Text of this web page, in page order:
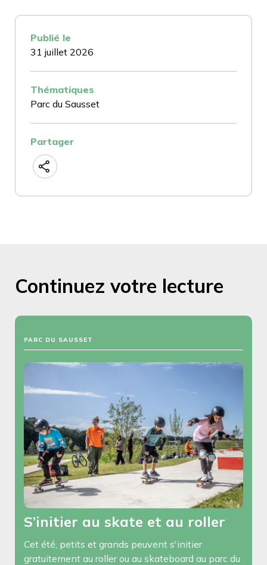
Publié le
31 juillet 2026
Thématiques
Parc du Sausset
Partager
Continuez votre lecture
PARC DU SAUSSET
S’initier au skate et au roller
Cet été, petits et grands peuvent s'initier
gratuitement au roller ou au skateboard au parc du